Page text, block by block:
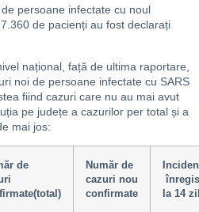
persoane infectate cu noul
de pacienți au fost declarați
național, față de ultima raportare,
noi de persoane infectate cu SARS
fiind cazuri care nu au mai avut
pe județe a cazurilor per total și a
mai jos:
de
Număr de
cazuri nou
confirmate
la 14